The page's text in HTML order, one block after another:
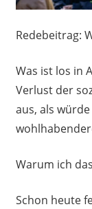
Redebeitrag:
Was ist los in
Verlust der
aus, als
Warum ich
Schon heute